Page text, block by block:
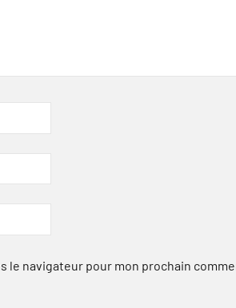
le navigateur pour mon prochain